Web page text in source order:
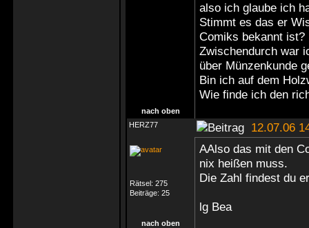
also ich glaube ich
Stimmt es das er
Comiks bekannt
Zwischendurch war
über Münzenkunde
Bin ich auf dem
Wie finde ich den
nach oben
HERZ77
12.07.06
Rätsel: 275
Beiträge: 25
AAlso das mit den
nix heißen muss.
Die Zahl findest du
lg Bea
nach oben